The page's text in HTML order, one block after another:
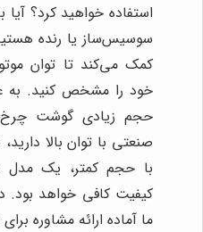
استفاده خواهید کرد؟ آیا
سوسیس‌ساز یا رنده
کمک می‌کند تا توان
خود را مشخص کنید. به
حجم زیادی گوشت چرخ
صنعتی با توان بالا
با حجم کمتر، یک مدل
کیفیت کافی خواهد بود.
ما آماده ارائه مشاوره